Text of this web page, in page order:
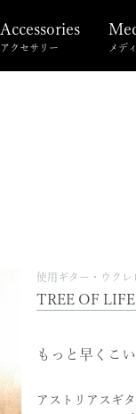
Accessories
アクセサリー メデ
使用ギター・ウクレ
TREE OF
もっと早くこ
アストリアスギ